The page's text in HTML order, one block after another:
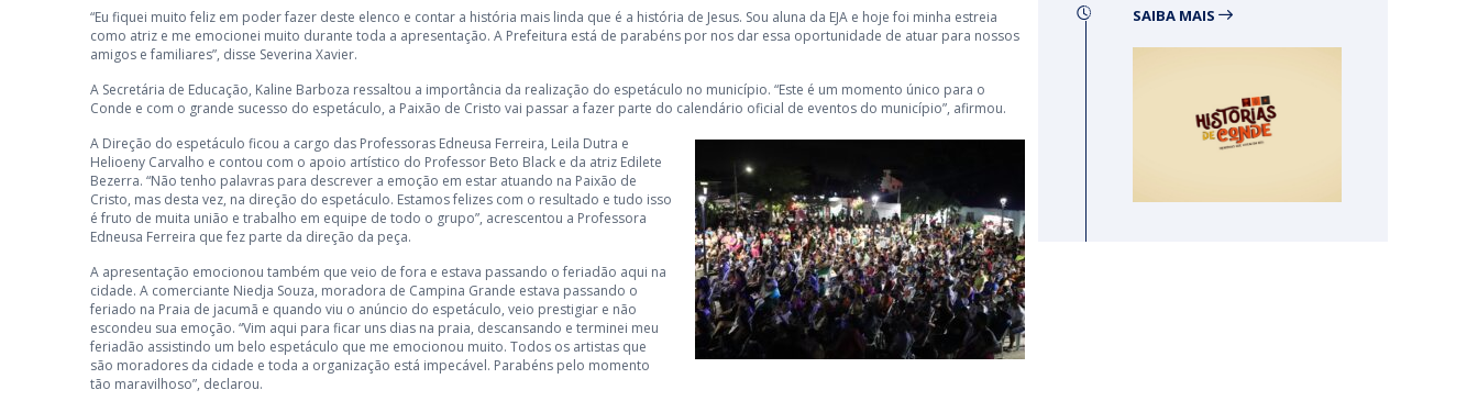
“Eu fiquei muito feliz em poder fazer deste elenco e contar a história mais linda que é a história de Jesus. Sou aluna da EJA e hoje foi minha estreia
como atriz e me emocionei muito durante toda a apresentação. A Prefeitura está de parabéns por nos dar essa oportunidade de atuar para nossos
amigos e familiares”, disse Severina Xavier.
A Secretária de Educação, Kaline Barboza ressaltou a importância da realização do espetáculo no município. “Este é um momento único para o
Conde e com o grande sucesso do espetáculo, a Paixão de Cristo vai passar a fazer parte do calendário oficial de eventos do município”, afirmou.
A Direção do espetáculo ficou a cargo das Professoras Edneusa Ferreira, Leila Dutra e
Helioeny Carvalho e contou com o apoio artístico do Professor Beto Black e da atriz Edilete
Bezerra. “Não tenho palavras para descrever a emoção em estar atuando na Paixão de
Cristo, mas desta vez, na direção do espetáculo. Estamos felizes com o resultado e tudo isso
é fruto de muita união e trabalho em equipe de todo o grupo”, acrescentou a Professora
Edneusa Ferreira que fez parte da direção da peça.
A apresentação emocionou também que veio de fora e estava passando o feriadão aqui na
cidade. A comerciante Niedja Souza, moradora de Campina Grande estava passando o
feriado na Praia de jacumã e quando viu o anúncio do espetáculo, veio prestigiar e não
escondeu sua emoção. “Vim aqui para ficar uns dias na praia, descansando e terminei meu
feriadão assistindo um belo espetáculo que me emocionou muito. Todos os artistas que
são moradores da cidade e toda a organização está impecável. Parabéns pelo momento
tão maravilhoso”, declarou.
SAIBA MAIS